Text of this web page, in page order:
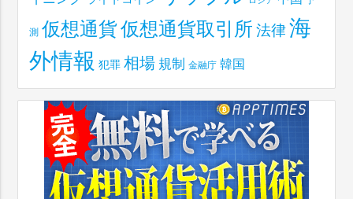
測 仮想通貨仮想通貨取引所 法律 海
外情報 犯罪 相場 規制 金融庁 韓国